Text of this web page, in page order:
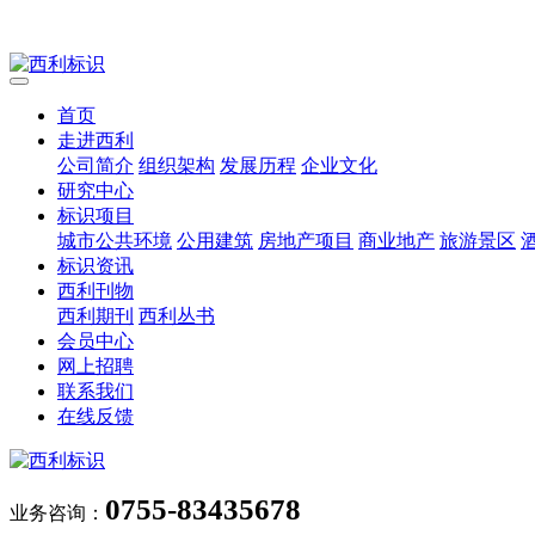
首页
走进西利
公司简介 组织架构 发展历程 企业文化
研究中心
标识项目
城市公共环境 公用建筑 房地产项目 商业地产 旅游景区
标识资讯
西利刊物
西利期刊 西利丛书
会员中心
网上招聘
联系我们
在线反馈
业务咨询： 0755-83435678